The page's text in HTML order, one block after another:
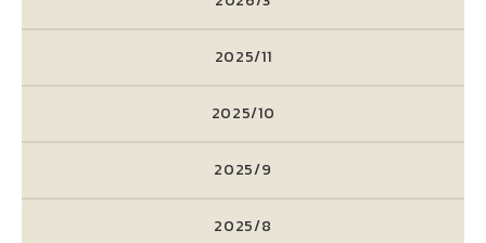
2025/11
2025/10
2025/9
2025/8